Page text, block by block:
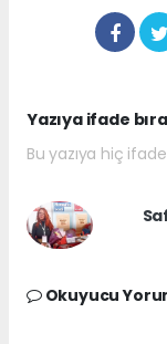
Yazıya ifade
Bu yazıya hiç
Okuyucu